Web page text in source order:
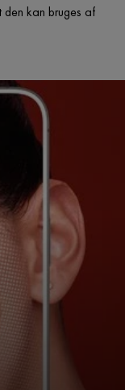
den kan bruges af